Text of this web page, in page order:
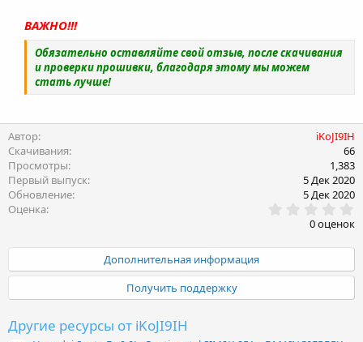
ВАЖНО!!!
Обязательно оставляйте свой отзыв, после скачивания
и проверки прошивки, благодаря этому мы можем
стать лучше!
Автор
iKoJI9IH
Скачивания
66
Просмотры
1,383
Первый выпуск
5 Дек 2020
Обновление
5 Дек 2020
Оценка
.
0
0
в
ё
0 оценок
Дополнительная информация
Получить поддержку
Другие ресурсы от iKoJI9IH